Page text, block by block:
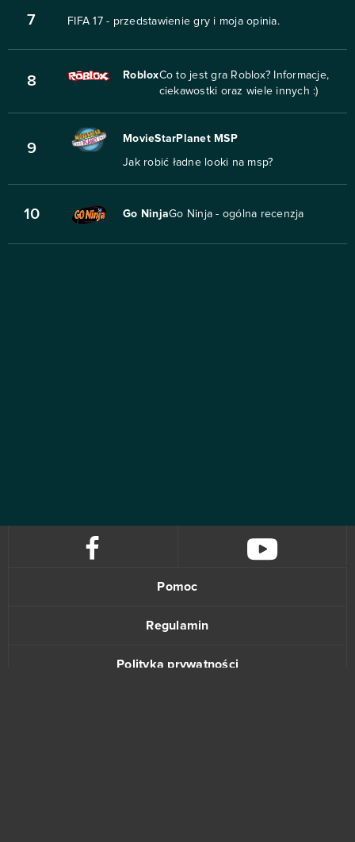
7 FIFA 17 - przedstawienie gry i moja opinia.
8 RobloxCo to jest gra Roblox? Informacje,
ciekawostki oraz wiele innych :)
9
MovieStarPlanet MSP
Jak robić ładne looki na msp?
10 Go NinjaGo Ninja - ogólna recenzja
Pomoc
Regulamin
Polityka prywatności